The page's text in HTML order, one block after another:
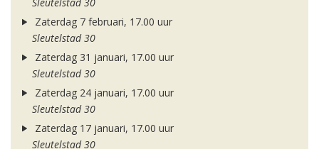
Sleutelstad 30
Zaterdag 7 februari, 17.00 uur
Sleutelstad 30
Zaterdag 31 januari, 17.00 uur
Sleutelstad 30
Zaterdag 24 januari, 17.00 uur
Sleutelstad 30
Zaterdag 17 januari, 17.00 uur
Sleutelstad 30